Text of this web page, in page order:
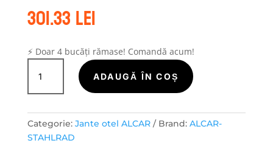
301.33lei
⚡ Doar 4 bucăți rămase! Comandă acum!
Cantitate
Janta
tabla
ALCAR
STAHLRAD
ADAUGĂ ÎN COȘ
Categorie: Jante otel ALCAR Brand: ALCAR-
STAHLRAD